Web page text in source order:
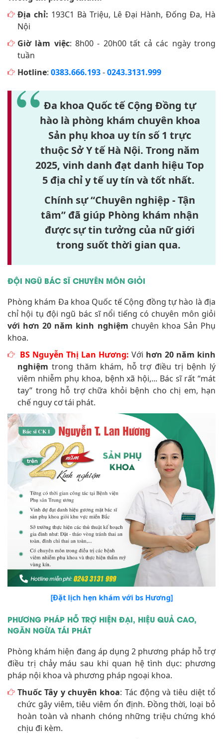
Địa chỉ: 193C1 Bà Triệu, Lê Đại Hành, Đống Đa, Hà
Nội
Giờ làm việc: 8h00 - 20h00 tất cả các ngày trong
tuần
Hotline: 0383.666.193-0243.3131.999
Đa khoa Quốc tế Cộng Đồng tự
hào là phòng khám chuyên khoa
Sản phụ khoa uy tín số 1 trực
thuộc Sở Y tế Hà Nội. Trong năm
2025, vinh danh đạt danh hiệu Top
5 địa chỉ y tế uy tín và tốt nhất.
Chính sự “Chuyên nghiệp - Tận
tâm” đã giúp Phòng khám nhận
được sự tin tưởng của nữ giới
trong suốt thời gian qua.
ĐỘI NGŨ BÁC SĨ CHUYÊN MÔN GIỎI
Phòng khám Đa khoa Quốc tế Cộng đồng tự hào là địa
chỉ hội tụ đội ngũ bác sĩ nổi tiếng có chuyên môn giỏi
với hơn 20 năm kinh nghiệm chuyên khoa Sản Phụ
khoa.
BS Nguyễn Thị Lan Hương: Với hơn 20 năm kinh
nghiệm trong thăm khám, hỗ trợ điều trị bệnh lý
viêm nhiễm phụ khoa, bệnh xã hội,... Bác sĩ rất “mát
tay” trong hỗ trợ chữa khỏi bệnh cho chị em, hạn
chế nguy cơ tái phát.
[Đặt lịch hẹn khám với bs Hương]
PHƯƠNG PHÁP HỖ TRỢ HIỆN ĐẠI, HIỆU QUẢ CAO,
NGĂN NGỪA TÁI PHÁT
Phòng khám hiện đang áp dụng 2 phương pháp hỗ trợ
điều trị chảy máu sau khi quan hệ tình dục: phương
pháp nội khoa và phương pháp ngoại khoa.
Thuốc Tây y chuyên khoa: Tác động và tiêu diệt tổ
chức gây viêm, tiêu viêm ổn định. Đồng thời, loại bỏ
hoàn toàn và nhanh chóng những triệu chứng khó
chịu đi kèm.